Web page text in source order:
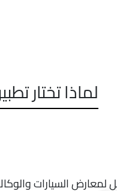
لماذا تختار
السيارات